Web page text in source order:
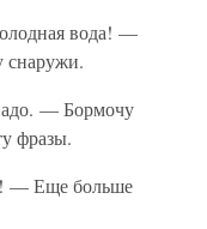
вода! —
снаружи.
— Бормочу
фразы.
— Еще больше